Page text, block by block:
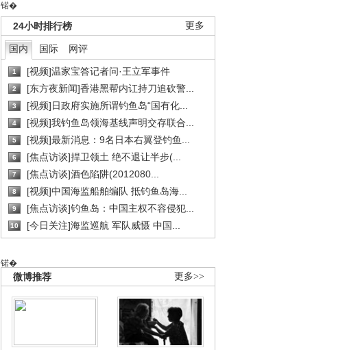
锘�
更多
24小时排行榜
国内 国际 网评
1 [视频]温家宝答记者问·王立军事件
2 [东方夜新闻]香港黑帮内讧持刀追砍警...
3 [视频]日政府实施所谓钓鱼岛“国有化...
4 [视频]我钓鱼岛领海基线声明交存联合...
5 [视频]最新消息：9名日本右翼登钓鱼...
6 [焦点访谈]捍卫领土 绝不退让半步(...
7 [焦点访谈]酒色陷阱(2012080...
8 [视频]中国海监船舶编队 抵钓鱼岛海...
9 [焦点访谈]钓鱼岛：中国主权不容侵犯...
10 [今日关注]海监巡航 军队威慑 中国...
锘�
更多>>
微博推荐